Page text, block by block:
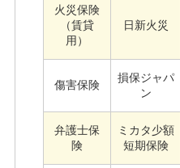
火災保険
（賃貸
用）
日新火災
傷害保険
損保ジャパ
ン
弁護士保
険
ミカタ少額
短期保険